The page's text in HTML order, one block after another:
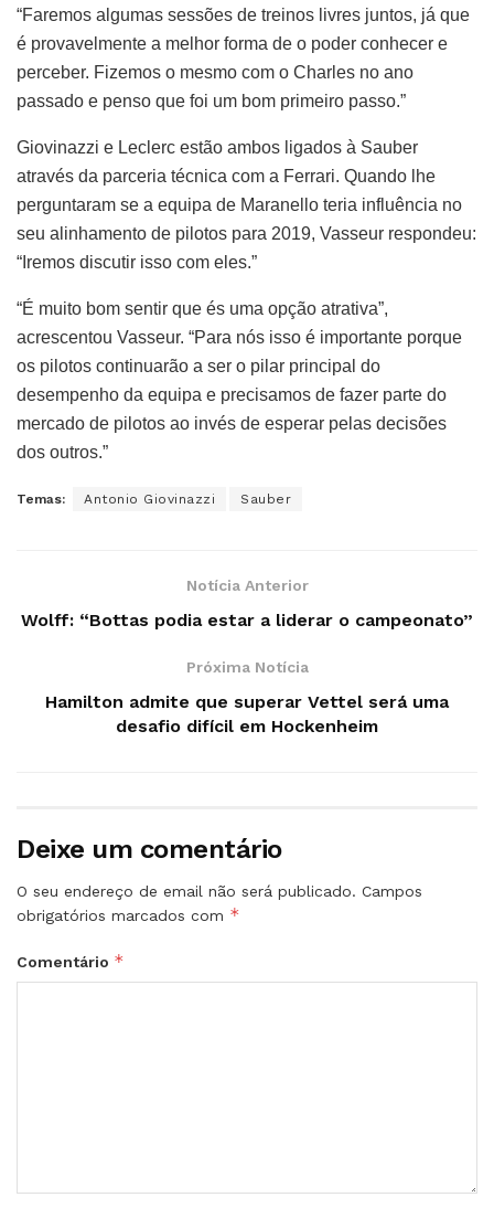
“Faremos algumas sessões de treinos livres juntos, já que
é provavelmente a melhor forma de o poder conhecer e
perceber. Fizemos o mesmo com o Charles no ano
passado e penso que foi um bom primeiro passo.”
Giovinazzi e Leclerc estão ambos ligados à Sauber
através da parceria técnica com a Ferrari. Quando lhe
perguntaram se a equipa de Maranello teria influência no
seu alinhamento de pilotos para 2019, Vasseur respondeu:
“Iremos discutir isso com eles.”
“É muito bom sentir que és uma opção atrativa”,
acrescentou Vasseur. “Para nós isso é importante porque
os pilotos continuarão a ser o pilar principal do
desempenho da equipa e precisamos de fazer parte do
mercado de pilotos ao invés de esperar pelas decisões
dos outros.”
Temas: Antonio Giovinazzi Sauber
Notícia Anterior
Wolff: “Bottas podia estar a liderar o campeonato”
Próxima Notícia
Hamilton admite que superar Vettel será uma
desafio difícil em Hockenheim
Deixe um comentário
O seu endereço de email não será publicado. Campos
obrigatórios marcados com *
Comentário *